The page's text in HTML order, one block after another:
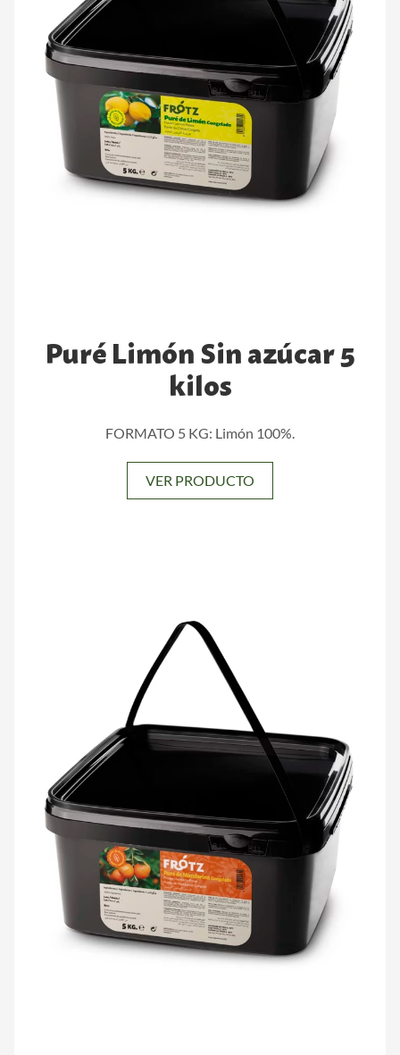
Puré Limón Sin azúcar 5
kilos
FORMATO 5 KG: Limón 100%.
VER PRODUCTO